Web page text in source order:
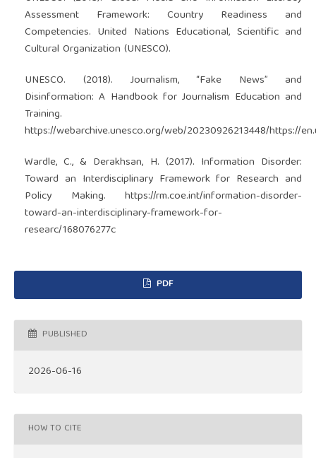
Assessment Framework: Country Readiness and
Competencies. United Nations Educational, Scientific and
Cultural Organization (UNESCO).
UNESCO. (2018). Journalism, “Fake News” and
Disinformation: A Handbook for Journalism Education and
Training.
https://webarchive.unesco.org/web/20230926213448/https://
Wardle, C., & Derakhsan, H. (2017). Information Disorder:
Toward an Interdisciplinary Framework for Research and
Policy Making.https://rm.coe.int/information-disorder-
toward-an-interdisciplinary-framework-for-
researc/168076277c
PDF
PUBLISHED
2026-06-16
HOW TO CITE